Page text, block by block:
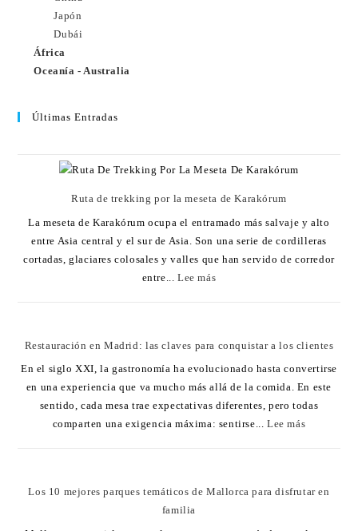
Japón
Dubái
África
Oceanía - Australia
Últimas Entradas
Ruta de trekking por la meseta de Karakórum
La meseta de Karakórum ocupa el entramado más salvaje y alto
entre Asia central y el sur de Asia. Son una serie de cordilleras
cortadas, glaciares colosales y valles que han servido de corredor
entre...Lee más
Restauración en Madrid: las claves para conquistar a los clientes
En el siglo XXI, la gastronomía ha evolucionado hasta convertirse
en una experiencia que va mucho más allá de la comida. En este
sentido, cada mesa trae expectativas diferentes, pero todas
comparten una exigencia máxima: sentirse...Lee más
Los 10 mejores parques temáticos de Mallorca para disfrutar en
familia